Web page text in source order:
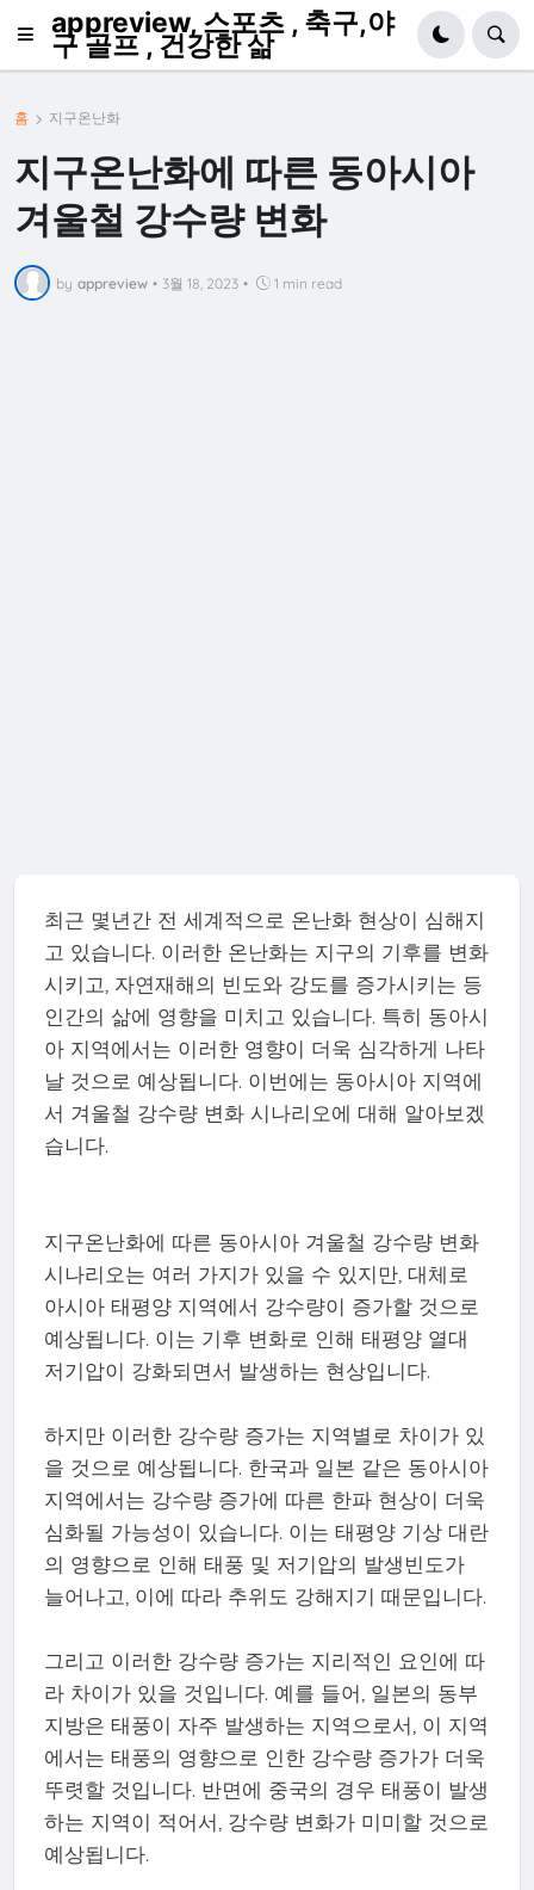
appreview, 스포츠 , 축구,야
구 골프 , 건강한 삶
홈 지구온난화
지구온난화에 따른 동아시아
겨울철 강수량 변화
by appreview • 3월 18, 2023 • 1 min read
최근 몇년간 전 세계적으로 온난화 현상이 심해지
고 있습니다. 이러한 온난화는 지구의 기후를 변화
시키고, 자연재해의 빈도와 강도를 증가시키는 등
인간의 삶에 영향을 미치고 있습니다. 특히 동아시
아 지역에서는 이러한 영향이 더욱 심각하게 나타
날 것으로 예상됩니다. 이번에는 동아시아 지역에
서 겨울철 강수량 변화 시나리오에 대해 알아보겠
습니다.
지구온난화에 따른 동아시아 겨울철 강수량 변화
시나리오는 여러 가지가 있을 수 있지만, 대체로
아시아 태평양 지역에서 강수량이 증가할 것으로
예상됩니다. 이는 기후 변화로 인해 태평양 열대
저기압이 강화되면서 발생하는 현상입니다.
하지만 이러한 강수량 증가는 지역별로 차이가 있
을 것으로 예상됩니다. 한국과 일본 같은 동아시아
지역에서는 강수량 증가에 따른 한파 현상이 더욱
심화될 가능성이 있습니다. 이는 태평양 기상 대란
의 영향으로 인해 태풍 및 저기압의 발생빈도가
늘어나고, 이에 따라 추위도 강해지기 때문입니다.
그리고 이러한 강수량 증가는 지리적인 요인에 따
라 차이가 있을 것입니다. 예를 들어, 일본의 동부
지방은 태풍이 자주 발생하는 지역으로서, 이 지역
에서는 태풍의 영향으로 인한 강수량 증가가 더욱
뚜렷할 것입니다. 반면에 중국의 경우 태풍이 발생
하는 지역이 적어서, 강수량 변화가 미미할 것으로
예상됩니다.